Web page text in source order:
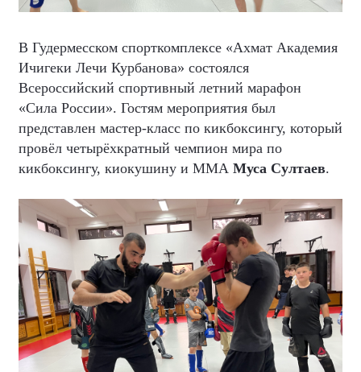
В Гудермесском спорткомплексе «Ахмат Академия
Ичигеки Лечи Курбанова» состоялся
Всероссийский спортивный летний марафон
«Сила России». Гостям мероприятия был
представлен мастер-класс по кикбоксингу, который
провёл четырёхкратный чемпион мира по
кикбоксингу, киокушину и ММА Муса Султаев.